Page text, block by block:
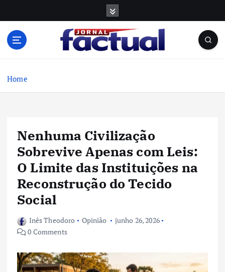
Home
Nenhuma Civilização
Sobrevive Apenas com Leis:
O Limite das Instituições na
Reconstrução do Tecido
Social
Inês Theodoro Opinião
junho 26, 2026
0 Comments